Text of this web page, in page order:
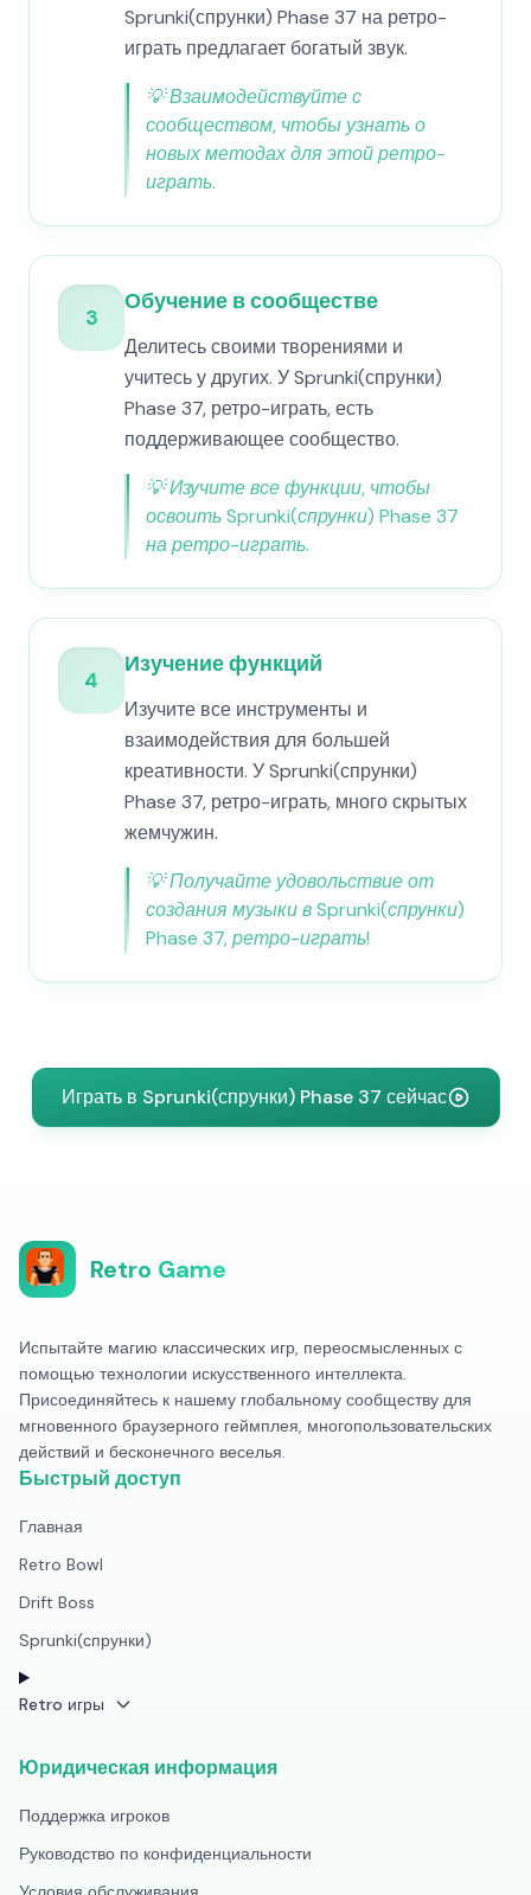
Sprunki(спрунки) Phase 37 на ретро-
играть предлагает богатый звук.
💡Взаимодействуйте с
сообществом, чтобы узнать о
новых методах для этой ретро-
играть.
3
Обучение в сообществе
Делитесь своими творениями и
учитесь у других. У Sprunki(спрунки)
Phase 37, ретро-играть, есть
поддерживающее сообщество.
💡Изучите все функции, чтобы
освоить Sprunki(спрунки) Phase 37
на ретро-играть.
4
Изучение функций
Изучите все инструменты и
взаимодействия для большей
креативности. У Sprunki(спрунки)
Phase 37, ретро-играть, много скрытых
жемчужин.
💡Получайте удовольствие от
создания музыки в Sprunki(спрунки)
Phase 37, ретро-играть!
Играть в Sprunki(спрунки) Phase 37 сейчас
Retro Game
Испытайте магию классических игр, переосмысленных с
помощью технологии искусственного интеллекта.
Присоединяйтесь к нашему глобальному сообществу для
мгновенного браузерного геймплея, многопользовательских
действий и бесконечного веселья.
Быстрый доступ
Главная
Retro Bowl
Drift Boss
Sprunki(спрунки)
Retro игры
Юридическая информация
Поддержка игроков
Руководство по конфиденциальности